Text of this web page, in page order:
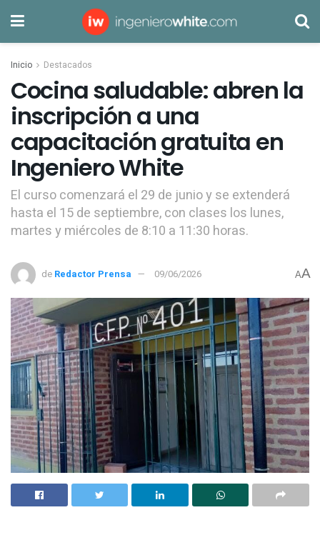
Inicio Destacados
Cocina saludable: abren la
inscripción a una
capacitación gratuita en
Ingeniero White
El curso comenzará el 29 de junio y se extenderá
hasta el 15 de septiembre, con clases los lunes,
martes y miércoles de 8:10 a 11:30 horas.
de Redactor Prensa 09/06/2026 AA